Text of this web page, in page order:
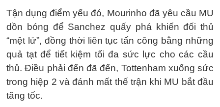
Tận dụng điểm yếu đó, Mourinho đã yêu cầu MU
dồn bóng để Sanchez quấy phá khiến đối thủ
“mệt lử”, đồng thời liên tục tấn công bằng những
quả tạt để tiết kiệm tối đa sức lực cho các cầu
thủ. Điều phải đến đã đến, Tottenham xuống sức
trong hiệp 2 và đánh mất thế trận khi MU bắt đầu
tăng tốc.